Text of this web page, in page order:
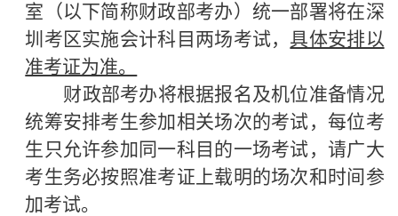
室（以下简称财政部考办）统一部署将在深
圳考区实施会计科目两场考试， 具体安排以
准考证为准。
财政部考办将根据报名及机位准备情况
统筹安排考生参加相关场次的考试，每位考
生只允许参加同一科目的一场考试，请广大
考生务必按照准考证上载明的场次和时间参
加考试。